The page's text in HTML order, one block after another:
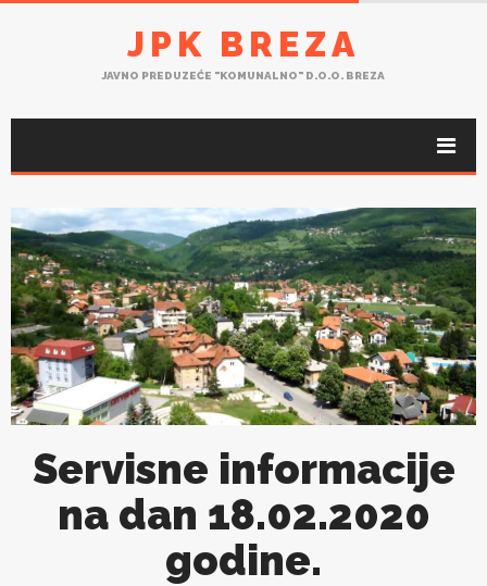
JPK BREZA
JAVNO PREDUZEĆE "KOMUNALNO" D.O.O. BREZA
Servisne informacije
na dan 18.02.2020
godine.